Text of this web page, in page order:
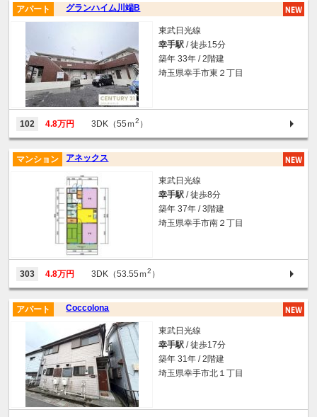
グランハイム川端B
アパート
東武日光線
幸手駅 / 徒歩15分
築年 33年 / 2階建
埼玉県幸手市東２丁目
102 4.8万円 3DK（55ｍ2 ）
アネックス
マンション
東武日光線
幸手駅 / 徒歩8分
築年 37年 / 3階建
埼玉県幸手市南２丁目
303 4.8万円 3DK（53.55ｍ2 ）
Coccolona
アパート
東武日光線
幸手駅 / 徒歩17分
築年 31年 / 2階建
埼玉県幸手市北１丁目